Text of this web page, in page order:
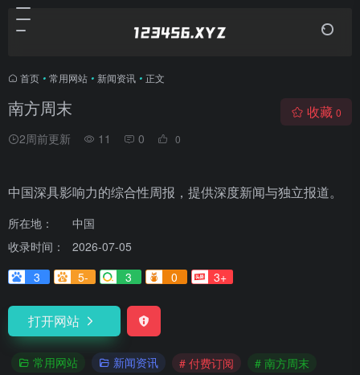
首页 • 常用网站 • 新闻资讯 • 正文
南方周末
2周前更新 11 0 0
收藏 0
中国深具影响力的综合性周报，提供深度新闻与独立报道。
所在地：
中国
收录时间：
2026-07-05
3
5- 3 0 3+
打开网站
常用网站 新闻资讯 # 付费订阅
# 南方周末